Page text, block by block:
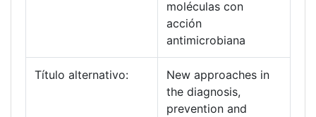
moléculas con
acción
antimicrobiana
Título alternativo:
New approaches in
the diagnosis,
prevention and